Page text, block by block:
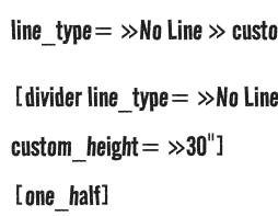
line_type= »No Line »
[divider line_type= »No
custom_height= »30″]
[one_half]